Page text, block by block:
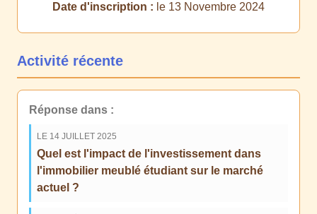
Date d'inscription : le 13 Novembre 2024
Activité récente
Réponse dans :
LE 14 JUILLET 2025
Quel est l'impact de l'investissement dans
l'immobilier meublé étudiant sur le marché
actuel ?